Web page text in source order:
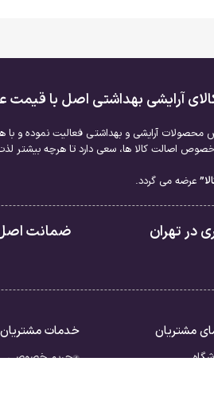
آرایشی بهداشتی اصل با قیمت
محصولات آرایشی و بهداشتی فعالیت نموده و
اصالت کالا ها، سعی دارد تا هرچه بیشتر
عرضه می گردد.
در تهران ضمانت اصل
مشتریان خدمات مشتریان
حریم خصوصی